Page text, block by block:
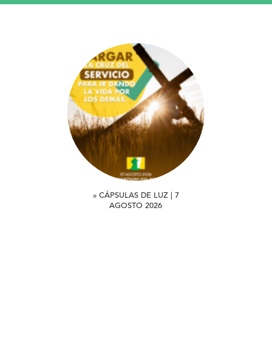
» CÁPSULAS DE LUZ | 7
AGOSTO 2026